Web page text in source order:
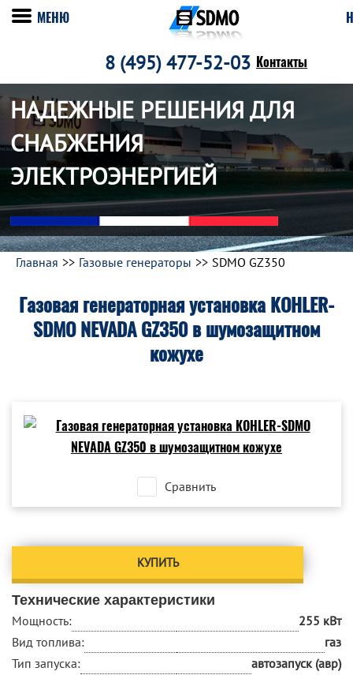
8 (495) 477-52-03 Контакты
МЕНЮ
НАДЕЖНЫЕ РЕШЕНИЯ ДЛЯ
СНАБЖЕНИЯ
ЭЛЕКТРОЭНЕРГИЕЙ
Главная Газовые генераторы SDMO GZ350
Газовая генераторная установка KOHLER-
SDMO NEVADA GZ350 в шумозащитном
кожухе
Сравнить
КУПИТЬ
Технические характеристики
Мощность:
255 кВт
Вид топлива:
газ
Тип запуска:
автозапуск (авр)